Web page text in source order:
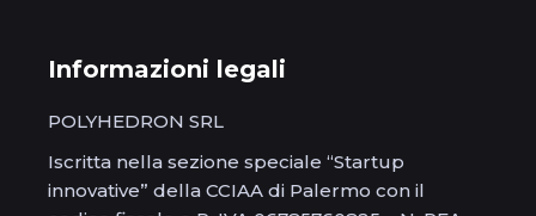
Informazioni legali
POLYHEDRON SRL
Iscritta nella sezione speciale “Startup
innovative” della CCIAA di Palermo con il